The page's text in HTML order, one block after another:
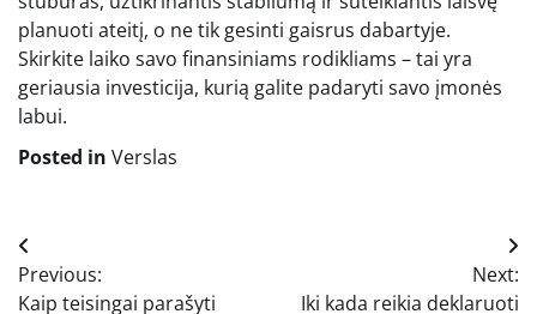
planuoti ateitį, o ne tik gesinti gaisrus dabartyje.
Skirkite laiko savo finansiniams rodikliams – tai yra
geriausia investicija, kurią galite padaryti savo įmonės
labui.
Posted in Verslas
Navigacija
tarp
Previous:
Kaip teisingai parašyti
Next:
Iki kada reikia deklaruoti